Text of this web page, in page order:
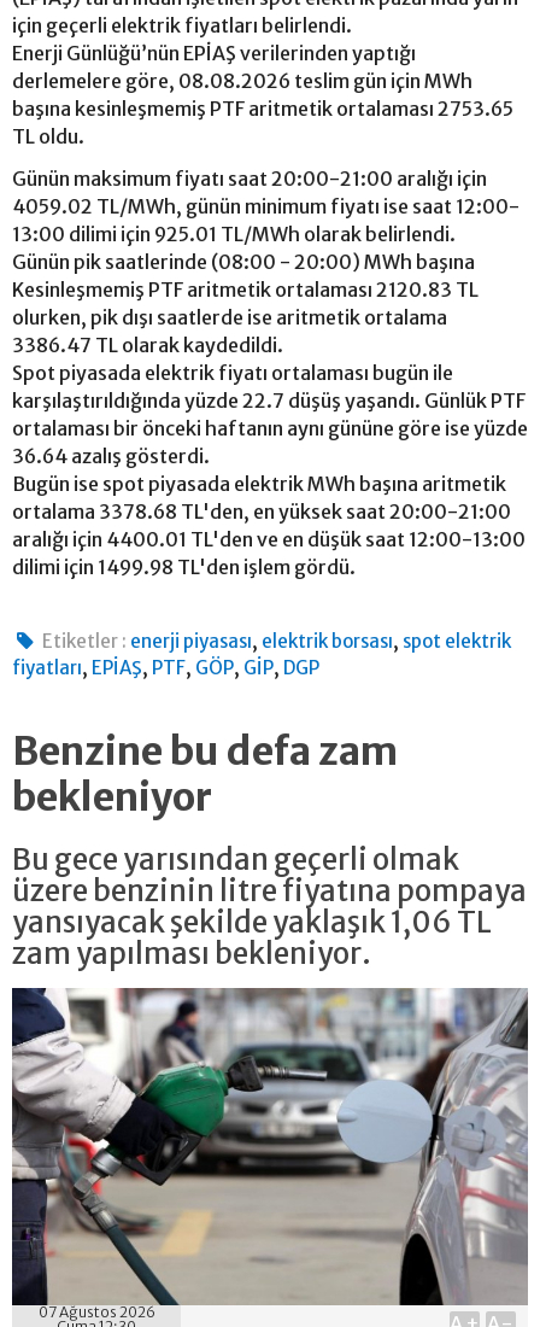
için geçerli elektrik fiyatları belirlendi.
Enerji Günlüğü’nün EPİAŞ verilerinden yaptığı
derlemelere göre, 08.08.2026 teslim gün için MWh
başına kesinleşmemiş PTF aritmetik ortalaması 2753.65
TL oldu.
Günün maksimum fiyatı saat 20:00-21:00 aralığı için
4059.02 TL/MWh, günün minimum fiyatı ise saat 12:00-
13:00 dilimi için 925.01 TL/MWh olarak belirlendi.
Günün pik saatlerinde (08:00 - 20:00) MWh başına
Kesinleşmemiş PTF aritmetik ortalaması 2120.83 TL
olurken, pik dışı saatlerde ise aritmetik ortalama
3386.47 TL olarak kaydedildi.
Spot piyasada elektrik fiyatı ortalaması bugün ile
karşılaştırıldığında yüzde 22.7 düşüş yaşandı. Günlük PTF
ortalaması bir önceki haftanın aynı gününe göre ise yüzde
36.64 azalış gösterdi.
Bugün ise spot piyasada elektrik MWh başına aritmetik
ortalama 3378.68 TL'den, en yüksek saat 20:00-21:00
aralığı için 4400.01 TL'den ve en düşük saat 12:00-13:00
dilimi için 1499.98 TL'den işlem gördü.
Etiketler : enerji piyasası, elektrik borsası, spot elektrik
fiyatları, EPİAŞ, PTF, GÖP, GİP, DGP
Benzine bu defa zam
bekleniyor
Bu gece yarısından geçerli olmak
üzere benzinin litre fiyatına pompaya
yansıyacak şekilde yaklaşık 1,06 TL
zam yapılması bekleniyor.
07 Ağustos 2026